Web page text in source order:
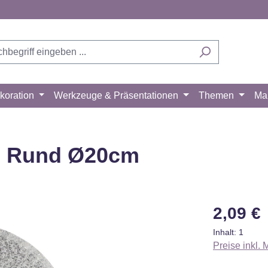
Werkzeuge & Präsentationen Themen
Rund Ø20cm
Regulärer
2,09 €
Inhalt: 1
Preise inkl.